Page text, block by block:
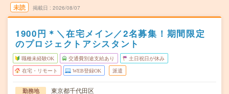
未読 掲載日 2026/08/07
1900円＊＼在宅メイン／2名募集！期間限定
のプロジェクトアシスタント
職種未経験OK 交通費別途支給あり 土日祝日が休み
在宅・リモート WEB登録OK 派遣
勤務地
東京都千代田区